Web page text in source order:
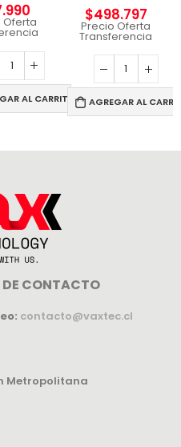
Oferta
AL CARRITO
$498.797
Precio Oferta
Transferencia
AGREGAR AL
CONTACTO
contacto@vaxtec.cl
Metropolitana